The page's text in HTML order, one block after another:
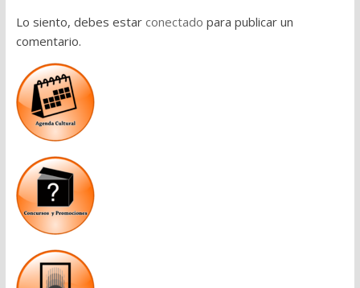
Lo siento, debes estar conectado para publicar un
comentario.